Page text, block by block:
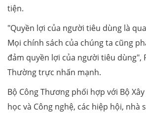
tiện.
"Quyền lợi của người tiêu dùng là
Mọi chính sách của chúng ta cũng
đảm quyền lợi của người tiêu dùng",
Thường trực nhấn mạnh.
Bộ Công Thương phối hợp với Bộ
học và Công nghệ, các hiệp hội, nhà